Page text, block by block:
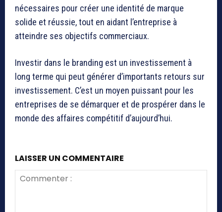
nécessaires pour créer une identité de marque
solide et réussie, tout en aidant l’entreprise à
atteindre ses objectifs commerciaux.
Investir dans le branding est un investissement à
long terme qui peut générer d’importants retours sur
investissement. C’est un moyen puissant pour les
entreprises de se démarquer et de prospérer dans le
monde des affaires compétitif d’aujourd’hui.
LAISSER UN COMMENTAIRE